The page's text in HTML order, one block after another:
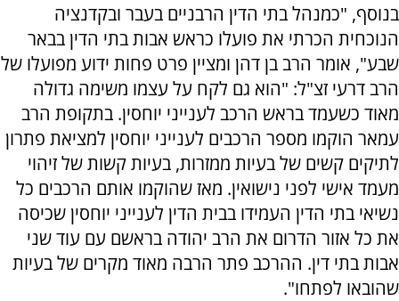
בנוסף, "כמנהל בתי הדין הרבניים בעבר ובקדנציה
הנוכחית הכרתי את פועלו כראש אבות בתי הדין בבאר
שבע", אומר הרב בן דהן ומציין פרט פחות ידוע מפועלו של
הרב דרעי זצ"ל: "הוא גם לקח על עצמו משימה גדולה
מאוד כשעמד בראש הרכב לענייני יוחסין. בתקופת הרב
עמאר הוקמו מספר הרכבים לענייני יוחסין למציאת פתרון
לתיקים קשים של בעיות ממזרות, בעיות קשות של זיהוי
מעמד אישי לפני נישואין. מאז שהוקמו אותם הרכבים כל
נשיאי בתי הדין העמידו בבית הדין לענייני יוחסין שכיסה
את כל אזור הדרום את הרב יהודה בראשם עם עוד שני
אבות בתי דין. ההרכב פתר הרבה מאוד מקרים של בעיות
שהובאו לפתחו".